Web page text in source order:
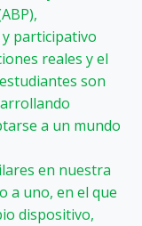
participativo
reales y el
son
a un mundo
en nuestra
a uno, en el que
dispositivo,